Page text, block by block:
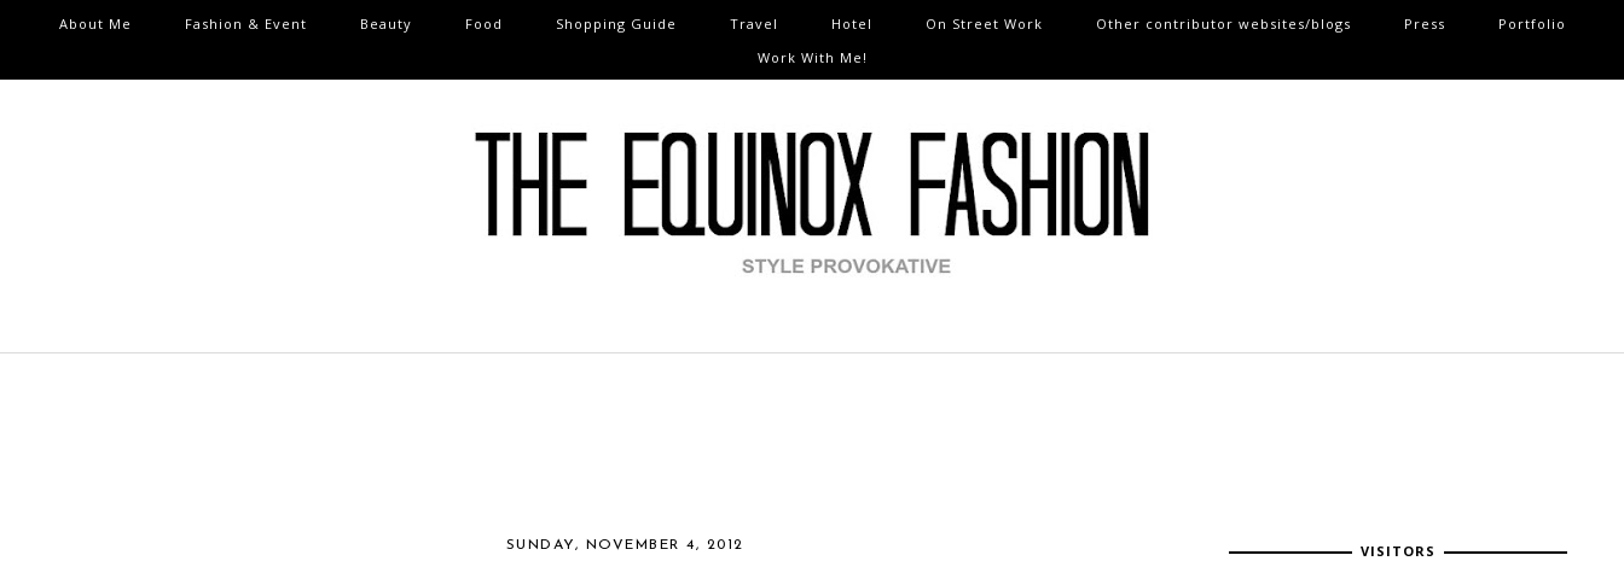
About Me Fashion & Event Beauty Food Shopping Guide Travel Hotel On Street Work Other contributor websites/blogs Press
Portfolio
Work With Me!
SUNDAY, NOVEMBER 4, 2012 VISITORS